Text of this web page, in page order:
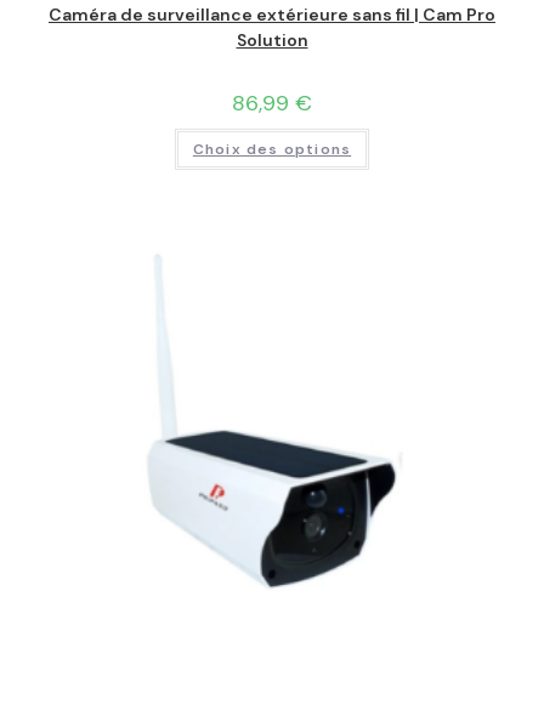
Caméra de surveillance extérieure sans fil | Cam Pro
Solution
86,99 €
Choix des options